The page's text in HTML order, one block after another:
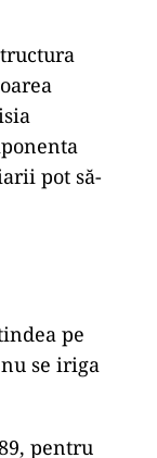
pot să-
pe
se iriga
pentru